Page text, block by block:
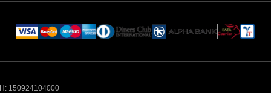
150924104000